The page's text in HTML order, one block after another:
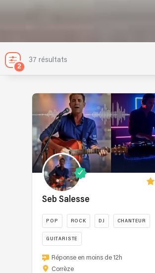
2
37 résultats
Seb Salesse
POP ROCK DJ CHANTEUR
GUITARISTE
Je
suis
Réponse en moins de 12h
Corrèze